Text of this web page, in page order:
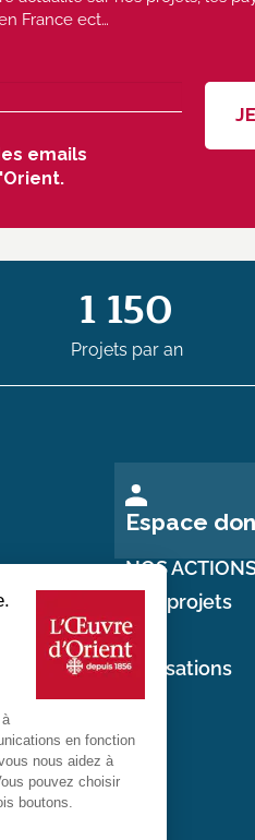
France ect…
emails
1 150
Projets par an
Espace
NOS
Nos projets
Nos
réalisations